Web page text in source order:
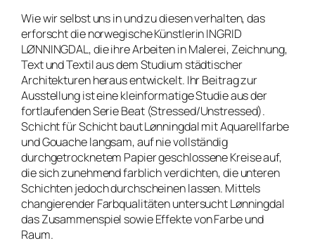
Wie wir selbst uns in und zu diesen verhalten, das
erforscht die norwegische Künstlerin INGRID
LØNNINGDAL, die ihre Arbeiten in Malerei, Zeichnung,
Text und Textil aus dem Studium städtischer
Architekturen heraus entwickelt. Ihr Beitrag zur
Ausstellung ist eine kleinformatige Studie aus der
fortlaufenden SerieBeat (Stressed/Unstressed).
Schicht für Schicht baut Lønningdal mit Aquarellfarbe
und Gouache langsam, auf nie vollständig
durchgetrocknetem Papier geschlossene Kreise auf,
die sich zunehmend farblich verdichten, die unteren
Schichten jedoch durchscheinen lassen. Mittels
changierender Farbqualitäten untersucht Lønningdal
das Zusammenspiel sowie Effekte von Farbe und
Raum.